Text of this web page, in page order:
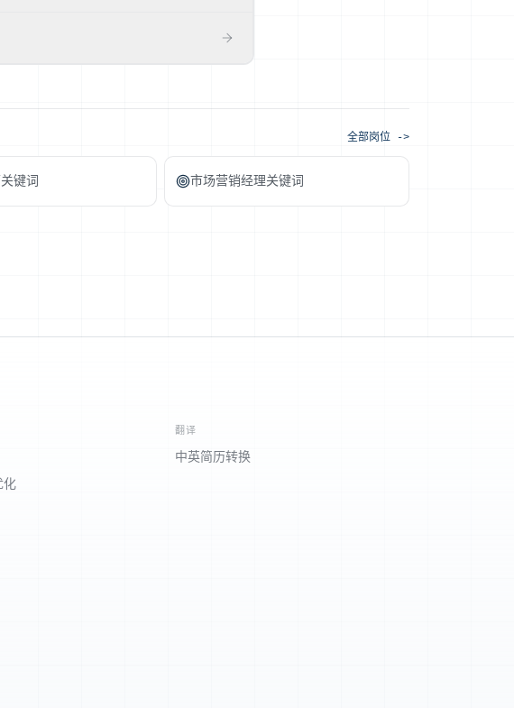
据分析。把你真有的经验对准岗位描述
全部岗位 ->
键词 市场营销经理关键词
化
翻译
中英简历转换